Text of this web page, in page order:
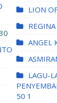
LION
ANGEL
LAGU-
50 1